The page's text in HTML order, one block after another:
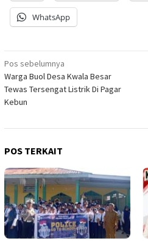
WhatsApp
Navigasi
pos
Pos sebelumnya
Warga Buol Desa Kwala Besar
Tewas Tersengat Listrik Di Pagar
Kebun
POS TERKAIT